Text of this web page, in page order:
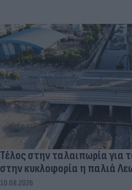
Τέλος στην ταλαιπωρία για
στην κυκλοφορία η παλιά
10.08.2026